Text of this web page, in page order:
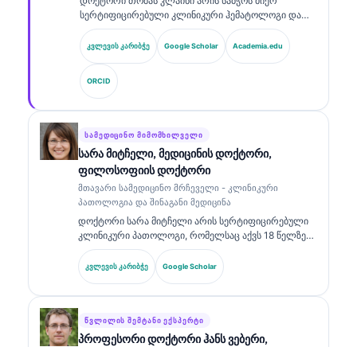
სერტიფიცირებული კლინიკური ჰემატოლოგი და
ინტერნისტი, რომელსაც აქვს 15 წელზე მეტი
გამოცდილება ლაბორატორიულ მედიცინაში და AI-
ით მხარდაჭერილ კლინიკურ ანალიზში. როგორც
Kantesti AI-ის მთავარი სამედიცინო ოფიცერი, ის
უზრუნველყოფს საკუთრებაში არსებული
ნეირონული ქსელის სამედიცინო სიზუსტის
კლინიკურ ზედამხედველობას. დოქტორ კლაინს
ფართოდ აქვს გამოქვეყნებული ბიომარკერების
ინტერპრეტაციისა და ლაბორატორიული
დიაგნოსტიკის შესახებ ლაბორატორიული
მედიცინის თემებზე.
კვლევის კარიბჭე Google Scholar Academia.edu
ORCID
ᲡᲐᲛᲔᲓᲘᲪᲘᲜᲝ ᲛᲘᲛᲝᲛᲮᲘᲚᲕᲔᲚᲘ
სარა მიტჩელი, მედიცინის დოქტორი,
ფილოსოფიის დოქტორი
მთავარი სამედიცინო მრჩეველი - კლინიკური
პათოლოგია და შინაგანი მედიცინა
დოქტორი სარა მიტჩელი არის სერტიფიცირებული
კლინიკური პათოლოგი, რომელსაც აქვს 18 წელზე
მეტი გამოცდილება ლაბორატორიულ მედიცინაში
და დიაგნოსტიკურ ანალიზში. მას აქვს
სპეციალიზებული სერტიფიკატები კლინიკურ ქიმიაში
კლინიკურ პრაქტიკაში.
კვლევის კარიბჭე Google Scholar
ᲬᲕᲚᲘᲚᲘᲡ ᲨᲔᲛᲢᲐᲜᲘ ᲔᲥᲡᲞᲔᲠᲢᲘ
პროფესორი დოქტორი ჰანს ვებერი,